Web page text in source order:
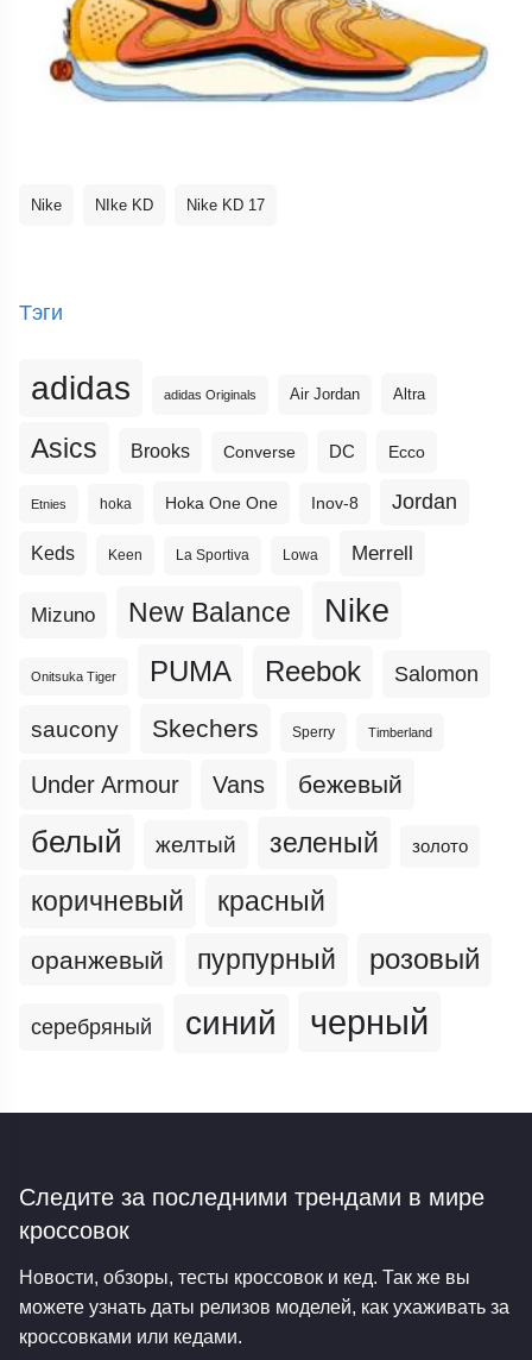
Nike NIke KD Nike KD 17
Тэги
adidas adidas Originals Air Jordan Altra
Asics Brooks Converse DC Ecco
Etnies hoka Hoka One One Inov-8 Jordan
Keds Keen La Sportiva Lowa Merrell
Mizuno New Balance Nike
Onitsuka Tiger PUMA Reebok Salomon
saucony Skechers Sperry Timberland
Under Armour Vans бежевый
белый желтый зеленый золото
коричневый красный
оранжевый пурпурный розовый
серебряный синий черный
Следите за последними трендами в мире
кроссовок
Новости, обзоры, тесты кроссовок и кед. Так же вы
можете узнать даты релизов моделей, как ухаживать за
кроссовками или кедами.